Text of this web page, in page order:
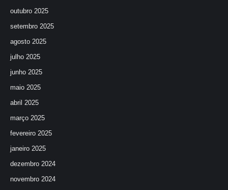
outubro 2025
setembro 2025
agosto 2025
julho 2025
junho 2025
maio 2025
abril 2025
março 2025
fevereiro 2025
janeiro 2025
dezembro 2024
novembro 2024